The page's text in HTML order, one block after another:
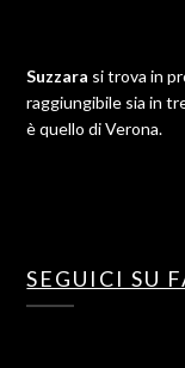
Suzzara si trova in
raggiungibile sia in
è quello di Verona.
SEGUICI SU